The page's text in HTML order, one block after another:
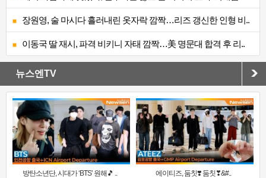
장원영, 술 마시다 흘러내린 옷자락 깜짝…리즈 갱신한 인형 비..
이동국 딸 재시, 파격 비키니 자태 깜짝…美 명문대 합격 후 리..
뉴스엔TV
방탄소년단, 시대가 ‘BTS’ 원해🎵 .. 에이티즈, 둠칫❣️ 둠칫❣&#..